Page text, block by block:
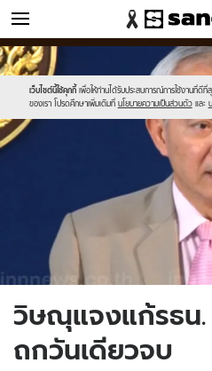
ข่าว
เว็บไซต์นี้ใช้คุกกี้ เพื่อให้ท่านได้รับประสบการณ์การใช้งานที่ดีที่
ของเรา โปรดศึกษาเพิ่มเติมที่ นโยบายความเป็นส่วนตัว และ
Sanook
//s.isanook.com/sr/0/images/logo-
new-
sanook.png
600
60
//s.isanook.com/ns/0/ud/362/
01.jpg
วิษณุแจงแก้รธน.
ถกวันเดียวจบ